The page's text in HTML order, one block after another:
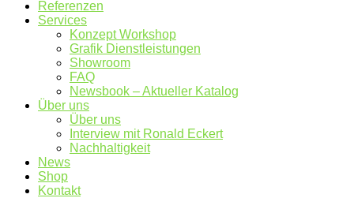
Referenzen
Services
Konzept Workshop
Grafik Dienstleistungen
Showroom
FAQ
Newsbook – Aktueller Katalog
Über uns
Über uns
Interview mit Ronald Eckert
Nachhaltigkeit
News
Shop
Kontakt